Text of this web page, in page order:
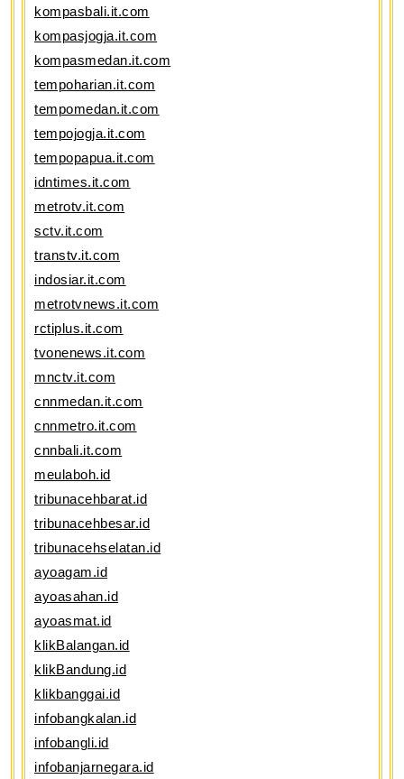
kompasbali.it.com
kompasjogja.it.com
kompasmedan.it.com
tempoharian.it.com
tempomedan.it.com
tempojogja.it.com
tempopapua.it.com
idntimes.it.com
metrotv.it.com
sctv.it.com
transtv.it.com
indosiar.it.com
metrotvnews.it.com
rctiplus.it.com
tvonenews.it.com
mnctv.it.com
cnnmedan.it.com
cnnmetro.it.com
cnnbali.it.com
meulaboh.id
tribunacehbarat.id
tribunacehbesar.id
tribunacehselatan.id
ayoagam.id
ayoasahan.id
ayoasmat.id
klikBalangan.id
klikBandung.id
klikbanggai.id
infobangkalan.id
infobangli.id
infobanjarnegara.id